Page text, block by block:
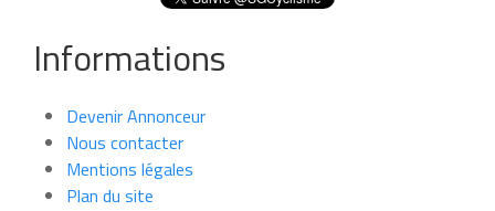
Informations
Devenir Annonceur
Nous contacter
Mentions légales
Plan du site